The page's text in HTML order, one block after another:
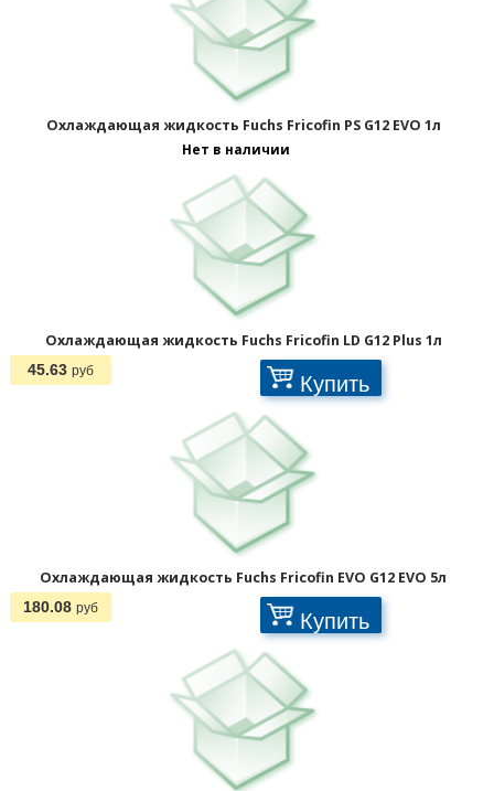
Охлаждающая жидкость Fuchs Fricofin PS G12 EVO 1л
Нет в наличии
Охлаждающая жидкость Fuchs Fricofin LD G12 Plus 1л
45.63 руб Купить
Охлаждающая жидкость Fuchs Fricofin EVO G12 EVO 5л
180.08 руб Купить